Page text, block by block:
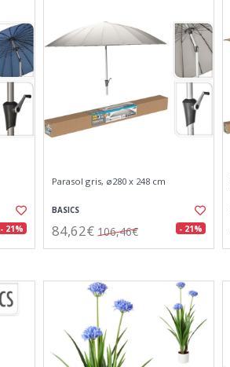
- 21%
Parasol gris, ø280 x 248 cm
BASICS
84,62€ 106,46€ - 21%